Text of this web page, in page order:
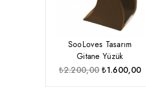
SooLoves Tasarım
Gitane Yüzük
₺2.200,00 Orijinal
₺1.600,00Şu